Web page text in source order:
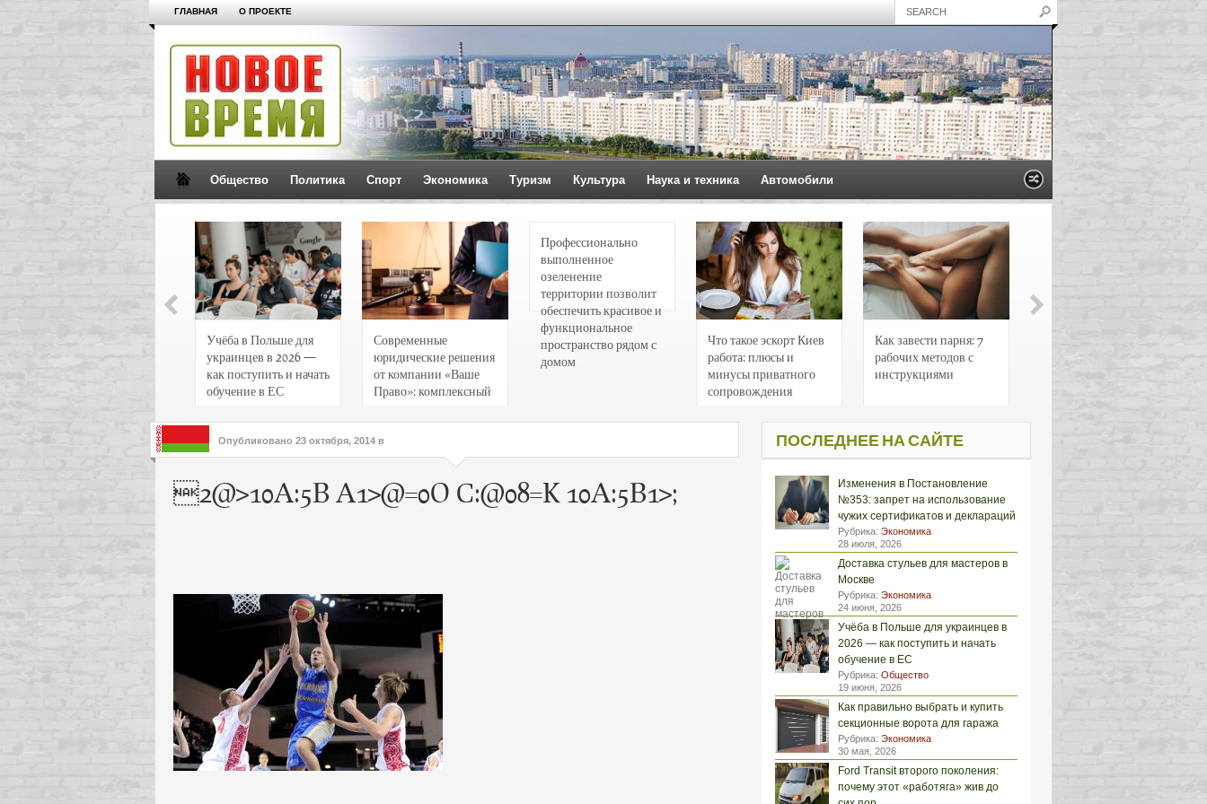
ГЛАВНАЯ О ПРОЕКТЕ
Общество Политика Спорт Экономика Туризм Культура Наука и техника Автомобили
Учёба в Польше для
украинцев в 2026 —
как поступить и начать
обучение в ЕС
Современные
юридические решения
от компании «Ваше
Право»: комплексный
интересов клиентов
Профессионально
выполненное
озеленение
территории позволит
обеспечить красивое и
функциональное
пространство рядом с
домом
Что такое эскорт Киев
работа: плюсы и
минусы приватного
сопровождения
Как завести парня: 7
рабочих методов с
инструкциями
Опубликовано 23 октября, 2014 в
2@>10A:5B A1>@=0O C:@08=K 10A:5B1>;
ПОСЛЕДНЕЕ НА САЙТЕ
Изменения в Постановление
№353: запрет на использование
чужих сертификатов и деклараций
Рубрика: Экономика
28 июля, 2026
Доставка стульев для мастеров в
Москве
Рубрика: Экономика
24 июня, 2026
Учёба в Польше для украинцев в
2026 — как поступить и начать
обучение в ЕС
Рубрика: Общество
19 июня, 2026
Как правильно выбрать и купить
секционные ворота для гаража
Рубрика: Экономика
30 мая, 2026
Ford Transit второго поколения:
почему этот «работяга» жив до